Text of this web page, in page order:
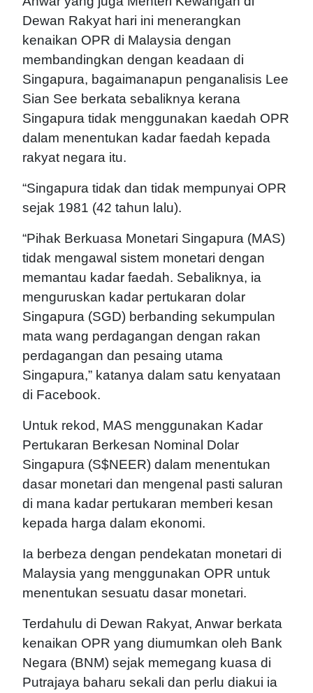
Dewan Rakyat hari ini menerangkan
kenaikan OPR di Malaysia dengan
membandingkan dengan keadaan di
Singapura, bagaimanapun penganalisis Lee
Sian See berkata sebaliknya kerana
Singapura tidak menggunakan kaedah OPR
dalam menentukan kadar faedah kepada
rakyat negara itu.
“Singapura tidak dan tidak mempunyai OPR
sejak 1981 (42 tahun lalu).
“Pihak Berkuasa Monetari Singapura (MAS)
tidak mengawal sistem monetari dengan
memantau kadar faedah. Sebaliknya, ia
menguruskan kadar pertukaran dolar
Singapura (SGD) berbanding sekumpulan
mata wang perdagangan dengan rakan
perdagangan dan pesaing utama
Singapura,” katanya dalam satu kenyataan
di Facebook.
Untuk rekod, MAS menggunakan Kadar
Pertukaran Berkesan Nominal Dolar
Singapura (S$NEER) dalam menentukan
dasar monetari dan mengenal pasti saluran
di mana kadar pertukaran memberi kesan
kepada harga dalam ekonomi.
Ia berbeza dengan pendekatan monetari di
Malaysia yang menggunakan OPR untuk
menentukan sesuatu dasar monetari.
Terdahulu di Dewan Rakyat, Anwar berkata
kenaikan OPR yang diumumkan oleh Bank
Negara (BNM) sejak memegang kuasa di
Putrajaya baharu sekali dan perlu diakui ia